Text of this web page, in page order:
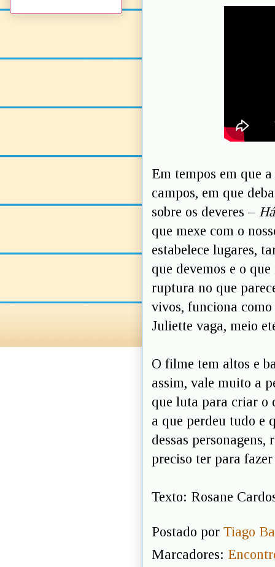
Em tempos em que
campos, em que
sobre os deveres –
que mexe com o
estabelece lugares,
que devemos e o
ruptura no que
vivos, funciona
Juliette vaga, meio
O filme tem altos e
assim, vale muito a
que luta para criar o
a que perdeu tudo e
dessas
preciso ter para
Texto: Rosane
Postado por Tiago
Marcadores: